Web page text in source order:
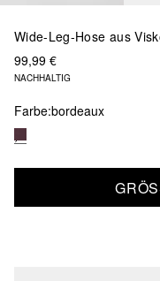
Wide-Leg-Hose aus
99,99 €
NACHHALTIG
Farbe:bordeaux